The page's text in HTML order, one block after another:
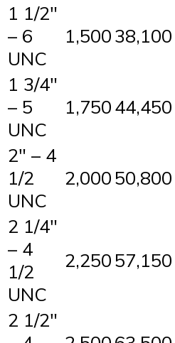
1 1/2″
– 6
UNC
1,50038,100
1 3/4″
– 5
UNC
1,75044,450
2″ – 4
1/2
UNC
2,00050,800
2 1/4″
– 4
1/2
UNC
2,25057,150
2 1/2″